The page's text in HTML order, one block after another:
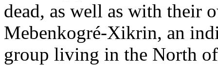
dead, as well as with their
Mebenkogré-Xikrin, an
group living in the North